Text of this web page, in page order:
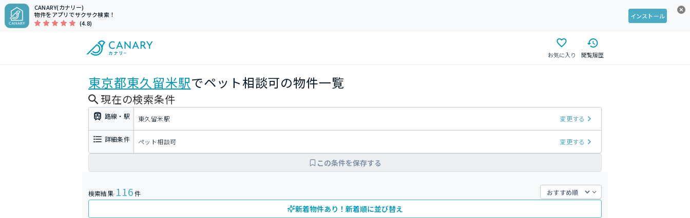
CANARY(カナリー)
物件をアプリでサクサク検索！
(4.8)
インストール
お気に入り 閲覧履歴
東京都東久留米駅でペット相談可の物件一覧
現在の検索条件
路線・駅 東久留米駅 変更する
詳細条件 ペット相談可 変更する
この条件を保存する
検索結果 116件
新着物件あり！新着順に並び替え